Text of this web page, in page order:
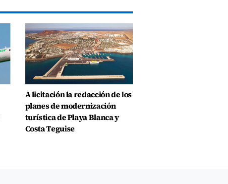
A licitación la redacción de los
planes de modernización
turística de Playa Blanca y
Costa Teguise